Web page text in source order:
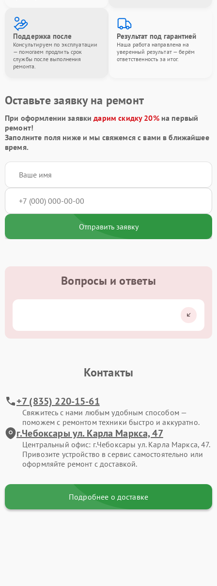
Поддержка после
Консультируем по эксплуатации
— помогаем продлить срок
службы после выполнения
ремонта.
Результат под гарантией
Наша работа направлена на
уверенный результат — берём
ответственность за итог.
Оставьте заявку на ремонт
При оформлении заявкидарим скидку 20%на первый
ремонт!
Заполните поля ниже и мы свяжемся с вами в ближайшее
время.
Отправить заявку
Вопросы и ответы
Контакты
+7 (835) 220-15-61
Свяжитесь с нами любым удобным способом —
поможем с ремонтом техники быстро и аккуратно.
г.Чебоксары ул. Карла Маркса, 47
Центральный офис: г.Чебоксары ул. Карла Маркса, 47.
Привозите устройство в сервис самостоятельно или
оформляйте ремонт с доставкой.
Подробнее о доставке